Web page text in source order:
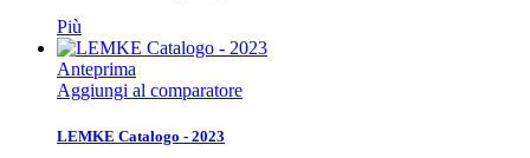
Più
Anteprima
Aggiungi al comparatore
LEMKE Catalogo - 2023